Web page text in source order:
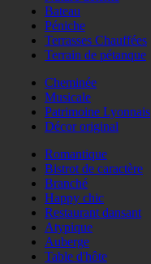
Bateau
Péniche
Terrasses Chauffées
Terrain de pétanque
Cheminée
Musicale
Patrimoine Lyonnais
Décor original
Romantique
Bistrot de caractère
Branché
Happy chic
Restaurant dansant
Atypique
Auberge
Table d'hôte